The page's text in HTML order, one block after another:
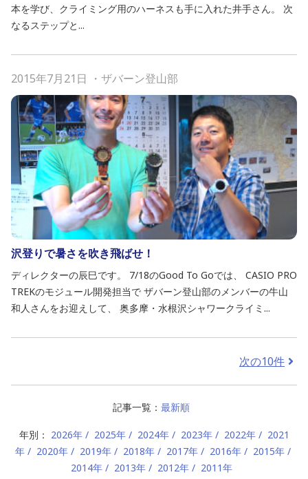
本を学び、クライミング用のハーネスも手に入れた井手さん。 次
なるステップと...
2015年7月21日 ・ ザバーン登山部
沢登りで暑さを吹き飛ばせ！
ディレクターの辰巳です。 7/18のGood To Goでは、 CASIO PRO
TREKのモジュール開発担当で ザバーン登山部のメンバーの牛山
和人さんをお迎えして、 奥多摩・水根沢シャワークライミ...
次の10件
記事一覧： 最新順
年別： 2026年 2025年 2024年 2023年 2022年
2021
年
2020年 2019年 2018年 2017年 2016年
2015年
2014年
2013年 2012年 2011年